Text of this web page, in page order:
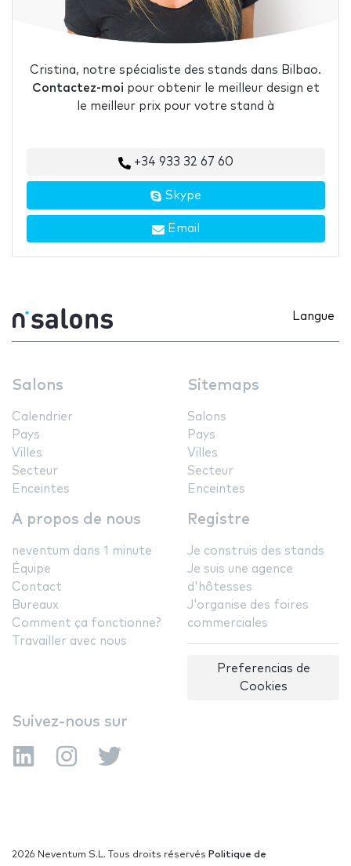
Cristina, notre spécialiste des stands dans Bilbao.
Contactez-moi pour obtenir le meilleur design et
le meilleur prix pour votre stand à
+34 933 32 67 60
Skype
Email
Langue
Salons
Calendrier
Pays
Villes
Secteur
Enceintes
Sitemaps
Salons
Pays
Villes
Secteur
Enceintes
A propos de nous
neventum dans 1 minute
Équipe
Contact
Bureaux
Comment ça fonctionne?
Travailler avec nous
Registre
Je construis des stands
Je suis une agence
d'hôtesses
J'organise des foires
commerciales
Preferencias de
Cookies
Suivez-nous sur
2026 Neventum S.L. Tous droits réservés Politique de